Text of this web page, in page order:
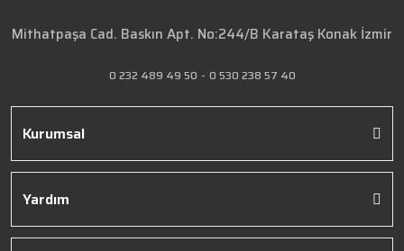
Mithatpaşa Cad. Baskın Apt. No:244/B Karataş Konak İzmir
0 232 489 49 50 - 0 530 238 57 40
Kurumsal
Yardım